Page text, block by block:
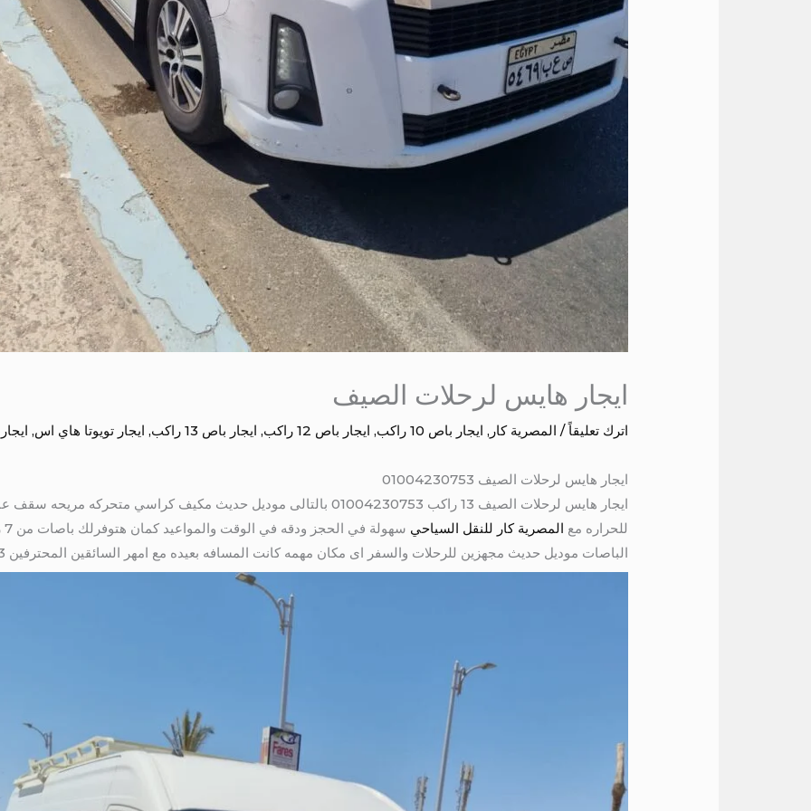
ايجار هايس لرحلات الصيف
اترك تعليقاً / المصرية كار , ايجار باص 10 راكب , ايجار باص 12 راكب , ايجار باص 13 راكب , ايجار تويوتا هاي اس,
ايجار هايس لرحلات الصيف 01004230753
ايجار هايس لرحلات الصيف 13 راكب 01004230753 بالتالى موديل حديث مكيف كراسي
للحراره مع المصرية كار للنقل السياحي
الباصات موديل حديث مجهزين للرحلات والسفر اى مكان مهمه كانت المسافه بعيده مع امهر السائقين المحترفين 01004230753